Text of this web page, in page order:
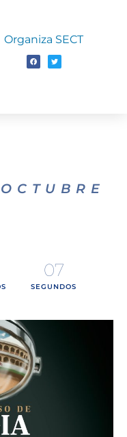
Organiza SECT
07
SEGUNDOS